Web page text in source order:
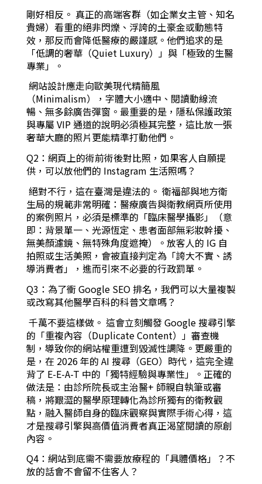
剛好相反。 真正的高端客群（如企業女主管、知名
貴婦）看重的絕非閃爍、浮誇的土豪金或動態特
效，那反而會降低醫療的嚴謹感。他們追求的是
「低調的奢華（Quiet Luxury）」與「極致的生醫
專業」。
網站設計應走向歐美現代精簡風
（Minimalism），字體大小適中、閱讀動線流
暢、無多餘廣告彈窗。最重要的是，隱私保護政策
與專屬 VIP 通道的說明必須極其完整，這比放一張
奢華大廳的照片更能精準打動他們。
Q2：網頁上的術前術後對比照，如果客人自願提
供，可以放他們的 Instagram 生活照嗎？
絕對不行，這在臺灣是違法的。 衛福部與地方衛
生局的規範非常明確：醫療廣告與衛教網頁所使用
的案例照片，必須是標準的「臨床醫學攝影」（意
即：背景單一、光源恆定、患者面部無彩妝幹擾、
無美顏濾鏡、無特殊角度遮掩）。放客人的 IG 自
拍照或生活美照，會被直接判定為「誇大不實、誘
導消費者」，進而引來不必要的行政罰單。
Q3：為了衝 Google SEO 排名，我們可以大量複製
或改寫其他醫學百科的科普文章嗎？
千萬不要這樣做。 這會立刻觸發 Google 搜尋引擎
的「重複內容（Duplicate Content）」審查機
制，導致你的網站權重遭到毀滅性調降。更嚴重的
是，在 2026 年的 AI 搜尋（GEO）時代，這完全違
背了 E-E-A-T 中的「獨特經驗與專業性」。正確的
做法是：由診所院長或主治醫+ 師親自執筆或審
稿，將艱澀的醫學原理轉化為診所獨有的衛教觀
點，融入醫師自身的臨床觀察與實際手術心得，這
才是搜尋引擎與高價值消費者真正渴望閱讀的原創
內容。
Q4：網站到底需不需要放療程的「具體價格」？不
放的話會不會留不住客人？